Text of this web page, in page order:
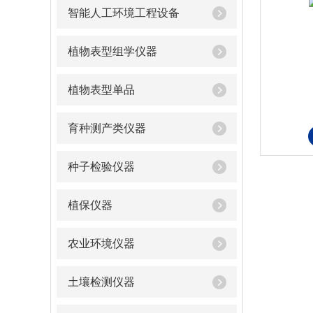
智能人工环境工程设备
植物表型组学仪器
植物表型单品
育种测产类仪器
种子检验仪器
植保仪器
农业环境仪器
土壤检测仪器